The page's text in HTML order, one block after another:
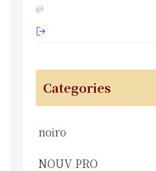
@
Categories
noiro
NOUV PRO